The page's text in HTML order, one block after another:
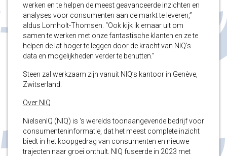
werken en te helpen de meest geavanceerde inzichten en
analyses voor consumenten aan de markt te leveren,”
aldus Lomholt-Thomsen. “Ook kijk ik ernaar uit om
samen te werken met onze fantastische klanten en ze te
helpen de lat hoger te leggen door de kracht van NIQ’s
data en mogelijkheden verder te benutten.”
Steen zal werkzaam zijn vanuit NIQ’s kantoor in Genève,
Zwitserland.
Over NIQ
NielsenIQ (NIQ) is ‘s werelds toonaangevende bedrijf voor
consumenteninformatie, dat het meest complete inzicht
biedt in het koopgedrag van consumenten en nieuwe
trajecten naar groei onthult. NIQ fuseerde in 2023 met